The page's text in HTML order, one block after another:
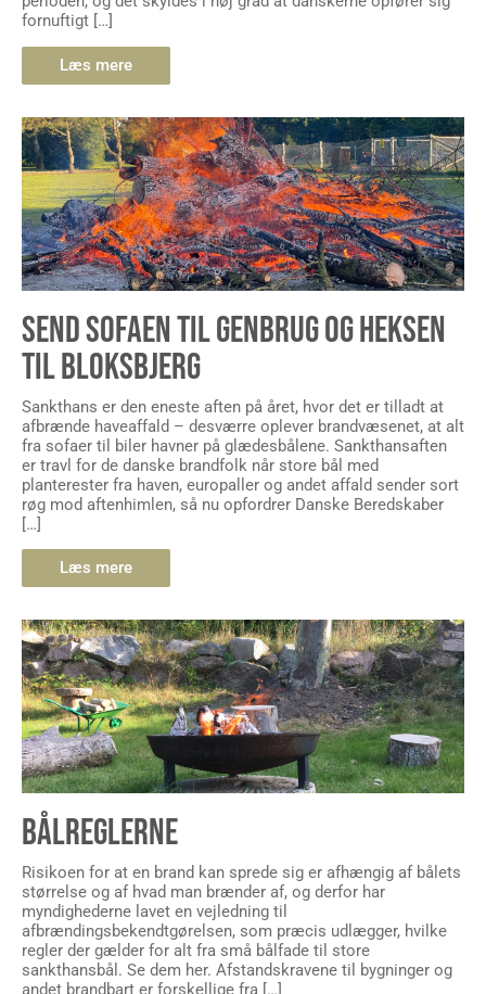
fornuftigt […]
Læs mere
SEND SOFAEN TIL GENBRUG OG HEKSEN
TIL BLOKSBJERG
Sankthans er den eneste aften på året, hvor det er tilladt at
afbrænde haveaffald – desværre oplever brandvæsenet, at alt
fra sofaer til biler havner på glædesbålene. Sankthansaften
er travl for de danske brandfolk når store bål med
planterester fra haven, europaller og andet affald sender sort
røg mod aftenhimlen, så nu opfordrer Danske Beredskaber
[…]
Læs mere
BÅLREGLERNE
Risikoen for at en brand kan sprede sig er afhængig af bålets
størrelse og af hvad man brænder af, og derfor har
myndighederne lavet en vejledning til
afbrændingsbekendtgørelsen, som præcis udlægger, hvilke
regler der gælder for alt fra små bålfade til store
sankthansbål. Se dem her. Afstandskravene til bygninger og
andet brandbart er forskellige fra […]